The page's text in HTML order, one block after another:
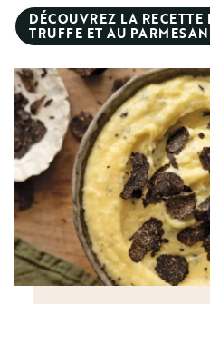
DÉCOUVREZ LA RECETTE
TRUFFE ET AU PARMESAN